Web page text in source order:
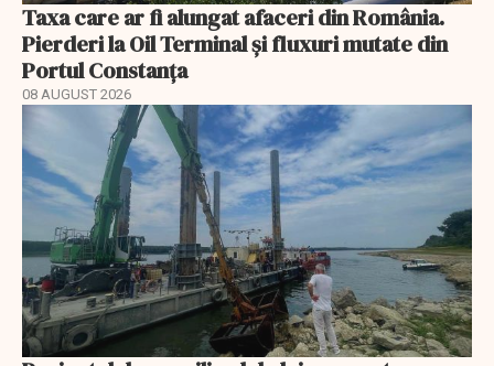
Taxa care ar fi alungat afaceri din România.
Pierderi la Oil Terminal și fluxuri mutate din
Portul Constanța
08 AUGUST 2026